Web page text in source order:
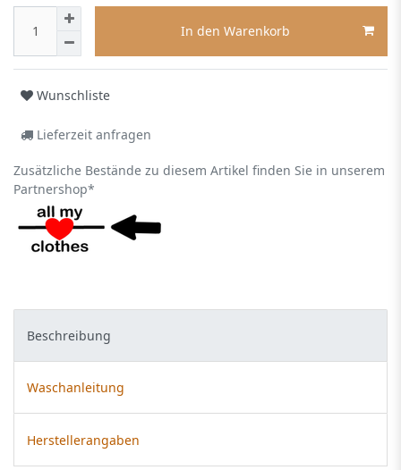
In den Warenkorb
Wunschliste
Lieferzeit anfragen
Zusätzliche Bestände zu diesem Artikel finden Sie in unserem
Partnershop*
Beschreibung
Waschanleitung
Herstellerangaben